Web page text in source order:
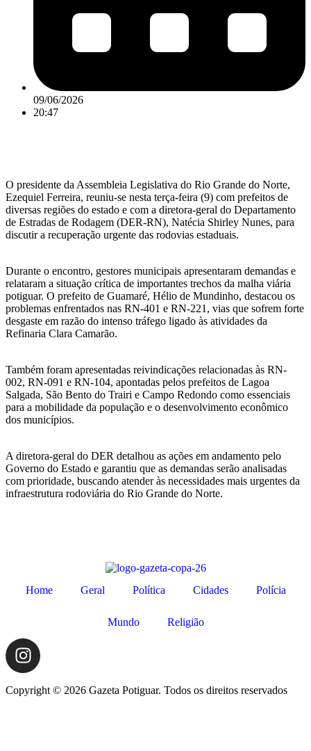
09/06/2026
20:47
O presidente da Assembleia Legislativa do Rio Grande do Norte,
Ezequiel Ferreira, reuniu-se nesta terça-feira (9) com prefeitos de
diversas regiões do estado e com a diretora-geral do Departamento
de Estradas de Rodagem (DER-RN), Natécia Shirley Nunes, para
discutir a recuperação urgente das rodovias estaduais.
Durante o encontro, gestores municipais apresentaram demandas e
relataram a situação crítica de importantes trechos da malha viária
potiguar. O prefeito de Guamaré, Hélio de Mundinho, destacou os
problemas enfrentados nas RN-401 e RN-221, vias que sofrem forte
desgaste em razão do intenso tráfego ligado às atividades da
Refinaria Clara Camarão.
Também foram apresentadas reivindicações relacionadas às RN-
002, RN-091 e RN-104, apontadas pelos prefeitos de Lagoa
Salgada, São Bento do Trairi e Campo Redondo como essenciais
para a mobilidade da população e o desenvolvimento econômico
dos municípios.
A diretora-geral do DER detalhou as ações em andamento pelo
Governo do Estado e garantiu que as demandas serão analisadas
com prioridade, buscando atender às necessidades mais urgentes da
infraestrutura rodoviária do Rio Grande do Norte.
Home Geral Política Cidades Polícia
Mundo Religião
Copyright © 2026 Gazeta Potiguar. Todos os direitos reservados